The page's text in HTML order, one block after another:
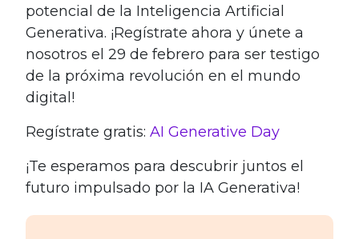
potencial de la Inteligencia Artificial
Generativa. ¡Regístrate ahora y únete a
nosotros el 29 de febrero para ser testigo
de la próxima revolución en el mundo
digital!
Regístrate gratis: AI Generative Day
¡Te esperamos para descubrir juntos el
futuro impulsado por la IA Generativa!